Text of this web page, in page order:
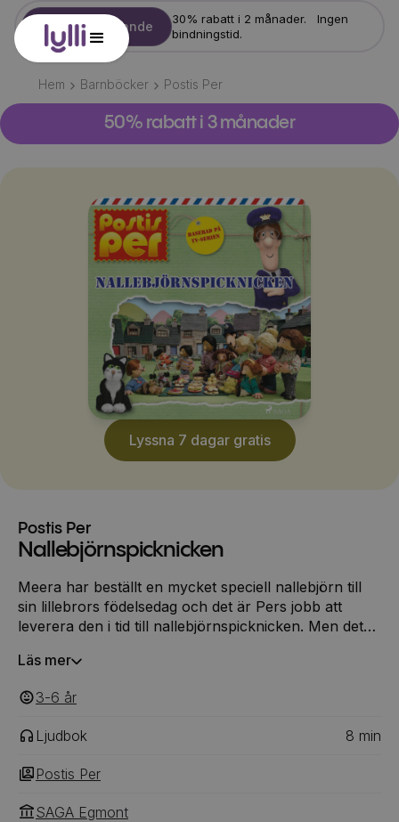
Starta erbjudande
30% rabatt i 2 månader. Ingen
bindningstid.
Hem Barnböcker Postis Per
50% rabatt i 3 månader
Lyssna 7 dagar gratis
Postis Per
Nallebjörnspicknicken
Meera har beställt en mycket speciell nallebjörn till
sin lillebrors födelsedag och det är Pers jobb att
leverera den i tid till nallebjörnspicknicken. Men det
ändå hinna leverera födelsedagspresenten i tid?
Läs mer
3-6 ‎‎ år
Ljudbok 8 min
Postis Per
SAGA Egmont